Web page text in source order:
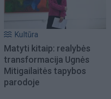
Kultūra
Matyti kitaip: realybės
transformacija Ugnės
Mitigailaitės tapybos
parodoje